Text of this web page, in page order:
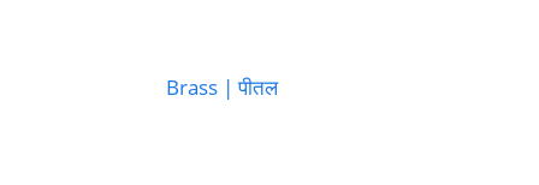
Brass | पीतल